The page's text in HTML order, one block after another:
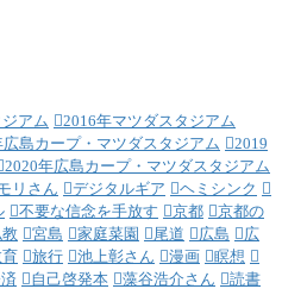
アム
2016年マツダスタジアム
広島カープ・マツダスタジアム
2019
2020年広島カープ・マツダスタジアム
リさん デジタルギア
ヘミシンク
不要な信念を手放す 京都
京都の
宮島 家庭菜園 尾道 広島
広
旅行 池上彰さん 漫画
瞑想
自己啓発本 藻谷浩介さん
読書